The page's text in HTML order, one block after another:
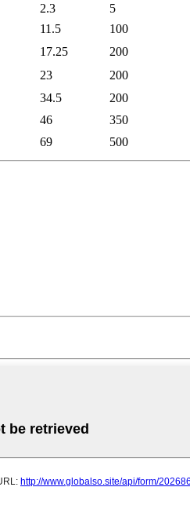
2.3 5
11.5 100
17.25 200
23 200
34.5 200
46 350
69 500